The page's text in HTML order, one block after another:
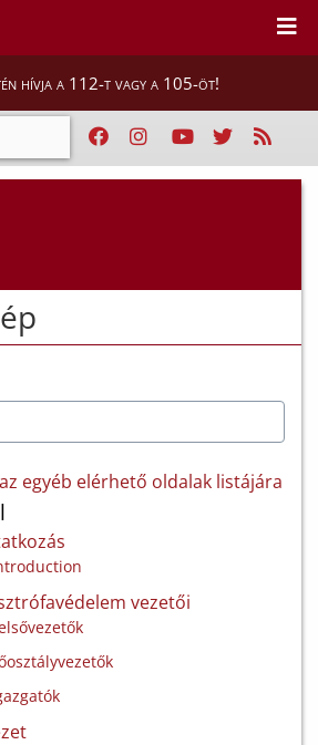
hívja a 112-t vagy a 105-öt!
egyéb elérhető oldalak listájára
vezetői